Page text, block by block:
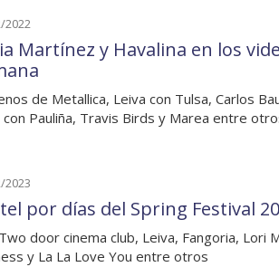
2022
Martínez y Havalina en los
de Metallica, Leiva con Tulsa, Carlos
con Pauliña, Travis Birds y Marea entre
2023
por días del Spring Festival
door cinema club, Leiva, Fangoria, Lori
y La La Love You entre otros